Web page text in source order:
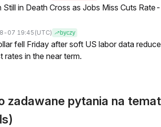
Still in Death Cross as Jobs Miss Cuts
07 19:45(UTC) byczy
fell Friday after soft US labor data
rates in the near term.
zadawane pytania na